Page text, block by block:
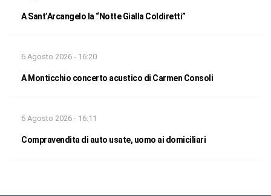
A Sant’Arcangelo la “Notte Gialla Coldiretti”
6 Agosto 2026 - 16:20
A Monticchio concerto acustico di Carmen Consoli
6 Agosto 2026 - 16:11
Compravendita di auto usate, uomo ai domiciliari